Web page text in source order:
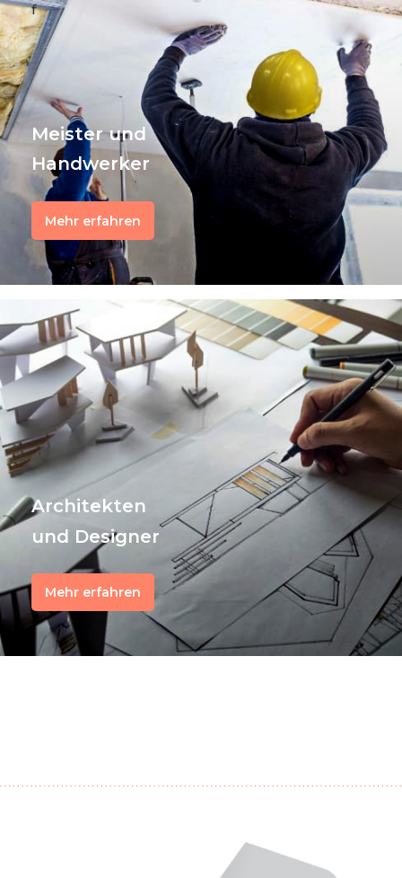
f
Meister und
Handwerker
Mehr erfahren
Architekten
und Designer
Mehr erfahren